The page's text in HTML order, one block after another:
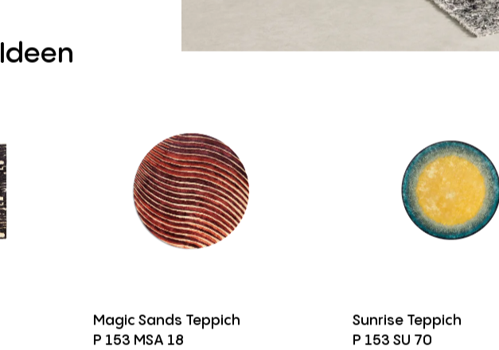
Ideen
Magic Sands Teppich
P 153 MSA 18
Sunrise Teppich
P 153 SU 70